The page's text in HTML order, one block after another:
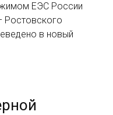
ЕЭС России
Ростовского
в новый